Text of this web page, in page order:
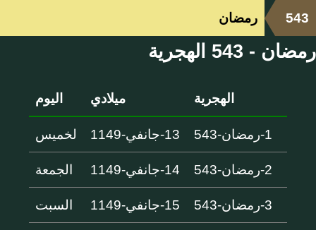
543 رمضان
رمضان - 543 الهجرية
الهجرية ميلادي اليوم
1-رمضان-543 13-جانفي-1149 لخميس
2-رمضان-543 14-جانفي-1149 الجمعة
3-رمضان-543 15-جانفي-1149 السبت